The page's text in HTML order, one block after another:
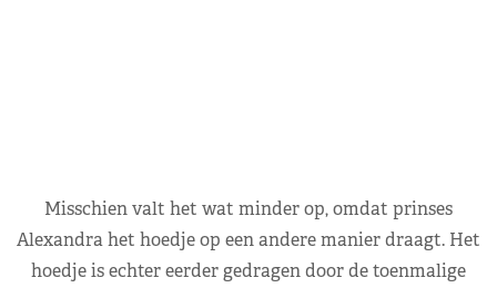
Misschien valt het wat minder op, omdat prinses
Alexandra het hoedje op een andere manier draagt. Het
hoedje is echter eerder gedragen door de toenmalige